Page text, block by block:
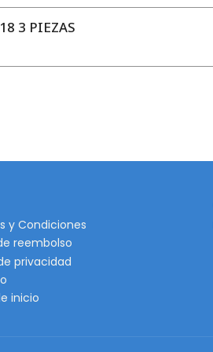
3 PIEZAS
y Condiciones
reembolso
privacidad
inicio